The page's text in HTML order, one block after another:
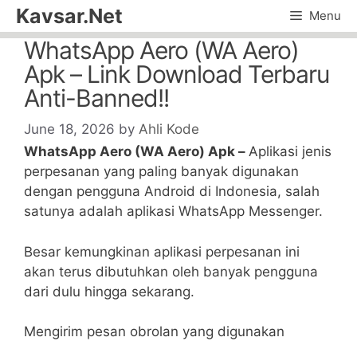
Skip
to
content
Kavsar.Net Menu
WhatsApp Aero (WA Aero)
Apk – Link Download Terbaru
Anti-Banned!!
June 18, 2026 by Ahli Kode
WhatsApp Aero (WA Aero) Apk – Aplikasi jenis
perpesanan yang paling banyak digunakan
dengan pengguna Android di Indonesia, salah
satunya adalah aplikasi WhatsApp Messenger.
Besar kemungkinan aplikasi perpesanan ini
akan terus dibutuhkan oleh banyak pengguna
dari dulu hingga sekarang.
Mengirim pesan obrolan yang digunakan